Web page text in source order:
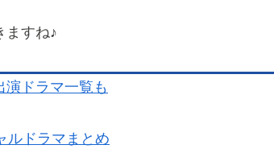
ますね♪
ドラマ一覧も
ルドラマまとめ